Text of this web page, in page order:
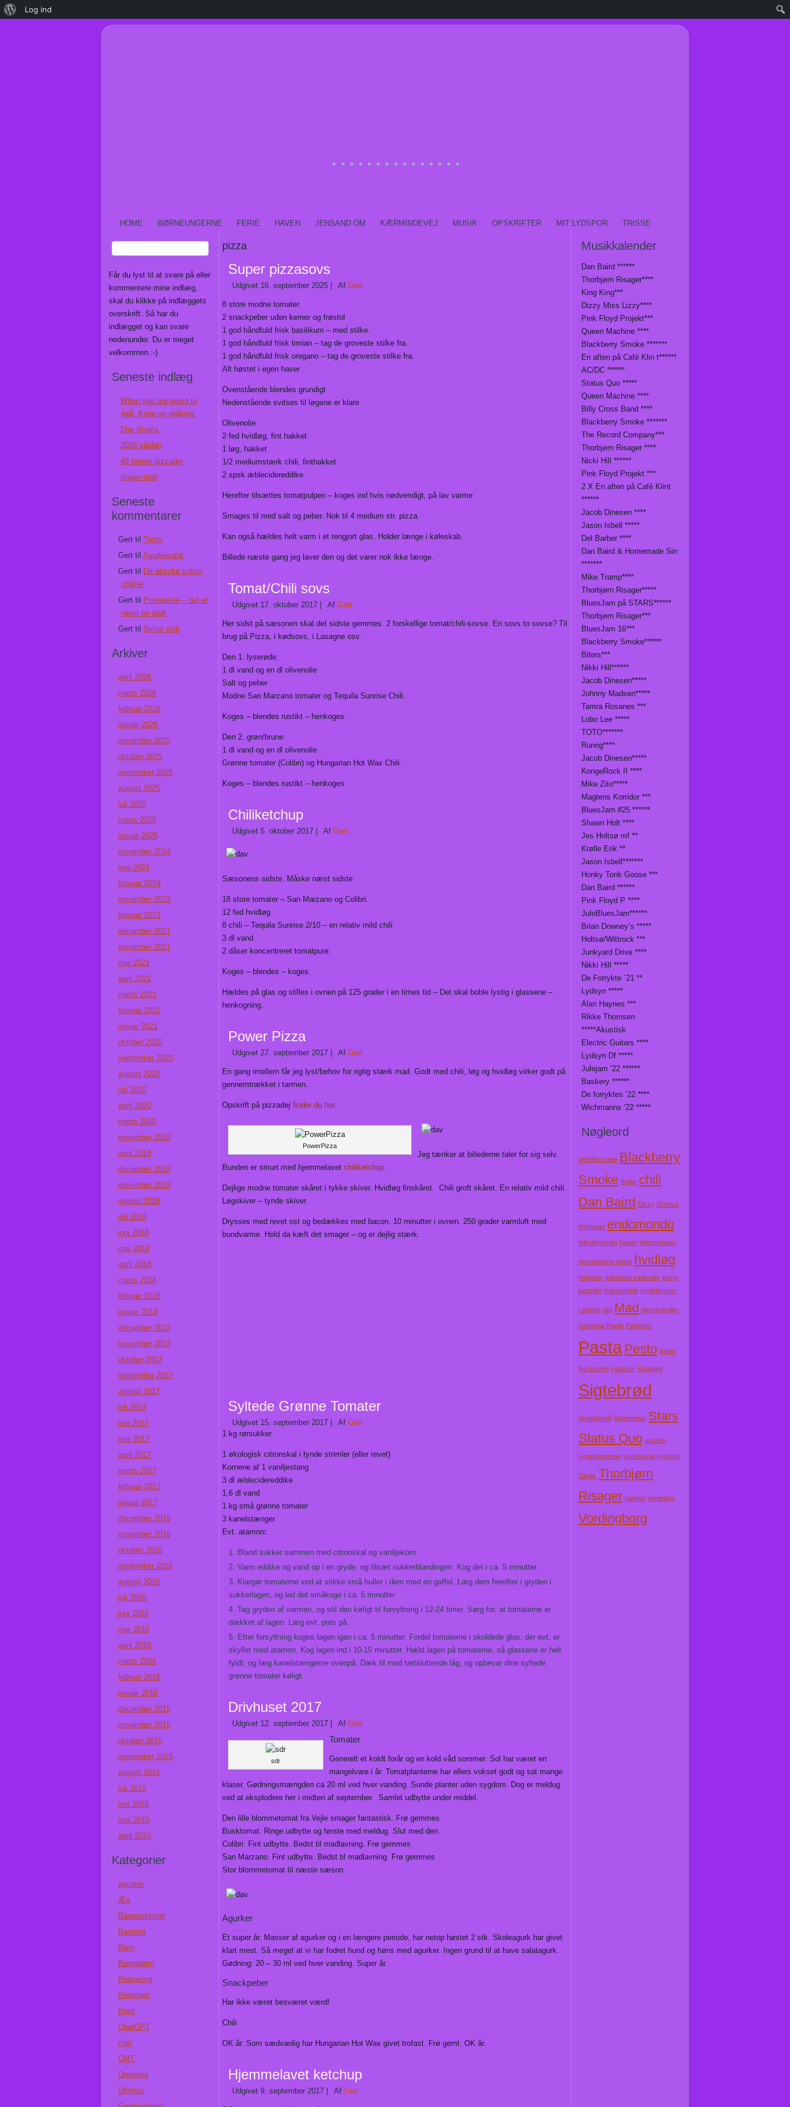
HOME BØRNEUNGERNE FERIE HAVEN JENSAND OM KÆRMINDEVEJ MUSIK OPSKRIFTER MIT LYDSPOR TRISSE
Får du lyst til at svare på eller
kommentere mine indlæg,
skal du klikke på indlæggets
overskrift. Så har du
indlægget og kan svare
nedenunder. Du er meget
velkommen :-)
Seneste indlæg
When you are going to
hell. Keep on walking.
Dire Straits
2026 såplan
48 timers pizzadej
(ingen titel)
Seneste
kommentarer
Gert til Terror
Gert til Agurkesalat
Gert til
De absolut sidste
chili’er
Gert til
Porretærte – det er
nemt og godt
Gert til Syltet chili
Arkiver
april 2026
marts 2026
februar 2026
januar 2026
november 2025
oktober 2025
september 2025
august 2025
juli 2025
marts 2025
januar 2025
november 2024
maj 2024
februar 2024
november 2023
februar 2023
december 2021
november 2021
maj 2021
april 2021
marts 2021
februar 2021
januar 2021
oktober 2020
september 2020
august 2020
juli 2020
april 2020
marts 2020
november 2019
april 2019
december 2018
november 2018
august 2018
juli 2018
juni 2018
maj 2018
april 2018
marts 2018
februar 2018
januar 2018
december 2017
november 2017
oktober 2017
september 2017
august 2017
juli 2017
juni 2017
maj 2017
april 2017
marts 2017
februar 2017
januar 2017
december 2016
november 2016
oktober 2016
september 2016
august 2016
juli 2016
juni 2016
maj 2016
april 2016
marts 2016
februar 2016
januar 2016
december 2015
november 2015
oktober 2015
september 2015
august 2015
juli 2015
juni 2015
maj 2015
april 2015
Kategorier
agurker
Æg
Bageenzymer
Bagning
Børn
Børnebørn
Braisering
Brombær
Brød
ChatGPT
chili
CMT
Dressing
Drivhus
pizza
Super pizzasovs
Udgivet 16. september 2025 Af Gert
8 store modne tomater.
2 snackpeber uden kerner og frøstol
1 god håndfuld frisk basilikum – med stilke.
1 god håndfuld frisk timian – tag de groveste stilke fra.
1 god håndfuld frisk oregano – tag de groveste stilke fra.
Alt høstet i egen haver
Ovenstående blendes grundigt
Nedenstående svitses til løgene er klare.
Olivenolie
2 fed hvidløg, fint hakket
1 løg, hakket
1/2 mediumstærk chili, finthakket
2 spsk æblecidereddike
Herefter tilsættes tomatpulpen – koges ind hvis nødvendigt, på lav varme
Smages til med salt og peber. Nok til 4 medium str. pizza.
Kan også hældes helt varm i et rengjort glas. Holder længe i køleskab.
Billede næste gang jeg laver den og det varer nok ikke længe.
Tomat/Chili sovs
Udgivet 17. oktober 2017 Af Gert
Her sidst på sæsonen skal det sidste gemmes. 2 forskellige tomat/chili-sovse. En sovs to sovse? Til
brug på Pizza, i kødsovs, i Lasagne osv.
Den 1. lyserøde:
1 dl vand og en dl olivenolie
Salt og peber
Modne San Marzano tomater og Tequila Sunrise Chili.
Koges – blendes rustikt – henkoges.
Den 2. grøn/brune
1 dl vand og en dl olivenolie
Grønne tomater (Colibri) og Hungarian Hot Wax Chili.
Koges – blendes rustikt – henkoges
Chiliketchup
Udgivet 5. oktober 2017 Af Gert
Sæsonens sidste. Måske næst sidste
18 store tomater – San Marzano og Colibri.
12 fed hvidløg
8 chili – Tequila Sunrise 2/10 – en relativ mild chili
3 dl vand
2 dåser koncentreret tomatpure.
Koges – blendes – koges.
Hældes på glas og stilles i ovnen på 125 grader i en times tid – Det skal boble lystig i glassene –
henkogning.
Power Pizza
Udgivet 27. september 2017 Af Gert
En gang imellem får jeg lyst/behov for rigtig stærk mad. Godt med chili, løg og hvidløg virker godt på
gennemtrækket i tarmen.
Opskrift på pizzadej finder du her.
PowerPizza
Jeg tænker at billederne taler for sig selv.
Bunden er smurt med hjemmelavet chiliketchup.
Dejlige modne tomater skåret i tykke skiver. Hvidløg finskåret. Chili groft skåret. En relativ mild chili.
Løgskiver – tynde skiver.
Drysses med revet ost og bedækkes med bacon. 10 minutter i ovnen. 250 grader varmluft med
bundvarme. Hold da kæft det smager – og er dejlig stærk.
Syltede Grønne Tomater
Udgivet 15. september 2017 Af Gert
1 kg rørsukker
1 økologisk citronskal i tynde strimler (eller revet)
Kornene af 1 vaniljestang
3 dl æblecidereddike
1,6 dl vand
1 kg små grønne tomater
3 kanelstænger
Evt. atamon:
Bland sukker sammen med citronskal og vaniljekorn.
Varm eddike og vand op i en gryde, og tilsæt sukkerblandingen. Kog det i ca. 5 minutter.
Klargør tomaterne ved at stikke små huller i dem med en gaffel. Læg dem herefter i gryden i
sukkerlagen, og lad det småkoge i ca. 5 minutter.
Tag gryden af varmen, og stil den køligt til forsyltning i 12-24 timer. Sørg for, at tomaterne er
dækket af lagen. Læg evt. pres på.
Efter forsyltning koges lagen igen i ca. 5 minutter. Fordel tomaterne i skoldede glas, der evt. er
skyllet med atamon. Kog lagen ind i 10-15 minutter. Hæld lagen på tomaterne, så glassene er helt
fyldt, og læg kanelstængerne ovenpå. Dæk til med tætsluttende låg, og opbevar dine syltede
grønne tomater køligt.
Drivhuset 2017
Udgivet 12. september 2017 Af Gert
sdr
Tomater
Generelt et koldt forår og en kold våd sommer. Sol har været en
mangelvare i år. Tomatplanterne har ellers vokset godt og sat mange
klaser. Gødningsmængden ca 20 ml ved hver vanding. Sunde planter uden sygdom. Dog er meldug
ved at eksplodere her i midten af september. Samlet udbytte under middel.
Den lille blommetomat fra Vejle smager fantastisk. Frø gemmes
Busktomat. Ringe udbytte og første med meldug. Slut med den.
Colibri. Fint udbytte. Bedst til madlavning. Frø gemmes
San Marzano. Fint udbytte. Bedst til madlavning. Frø gemmes
Stor blommetomat til næste sæson.
Agurker
Et super år. Masser af agurker og i en længere periode, har netop høstet 2 stk. Skoleagurk har givet
klart mest. Så meget at vi har fodret hund og høns med agurker. Ingen grund til at have salatagurk.
Gødning: 20 – 30 ml ved hver vanding. Super år.
Snackpeber
Har ikke været besværet værd!
Chili
OK år. Som sædvanlig har Hungarian Hot Wax givet trofast. Frø gemt. OK år.
Hjemmelavet ketchup
Udgivet 9. september 2017 Af Gert
Musikkalender
Dan Baird ******
Thorbjørn Risager****
King King***
Dizzy Miss Lizzy****
Pink Floyd Projekt***
Queen Machine ****
Blackberry Smoke *******
En aften på Café Klin t******
AC/DC ******
Status Quo *****
Queen Machine ****
Billy Cross Band ****
Blackberry Smoke *******
The Record Company***
Thorbjørn Risager ****
Nicki Hill ******
Pink Floyd Projekt ***
2 X En aften på Café Klint
******
Jacob Dinesen ****
Jason Isbell *****
Del Barber ****
Dan Baird & Homemade Sin
*******
Mike Tramp****
Thorbjørn Risager*****
BluesJam på STARS******
Thorbjørn Risager***
BluesJam 16***
Blackberry Smoke******
Biters***
Nikki Hill******
Jacob Dinesen*****
Johnny Madsen*****
Tamra Rosanes ***
Lobo Lee *****
TOTO*******
Runrig****
Jacob Dinesen*****
KongeRock II ****
Mike Zito*****
Magtens Korridor ***
BluesJam #25 ******
Shawn Holt ****
Jes Holtsø mf **
Krølle Erik **
Jason Isbell*******
Honky Tonk Goose ***
Dan Baird ******
Pink Floyd P ****
JuleBluesJam******
Brian Downey’s *****
Holtsø/Wittrock ***
Junkyard Drive ****
Nikki Hill *****
De Forrykte ´21 **
Lydsyn *****
Alan Haynes ***
Rikke Thomsen
*****Akustisk
Electric Guitars ****
Lydsyn Df *****
Julejam ’22 ******
Baskery ******
De forryktes ’22 ****
Wichmanns ’22 *****
Nøgleord
arbejdsskade Blackberry
Smoke Boller chili
Dan Baird Dizzy Drivhus
drivhuset endomondo
folketingsvalg haven hjemmelavet
hjemmelavet pasta hvidløg
Højbede Italienske kødboller Karry
kartofler Kokosmælk krydderurter
Ledelse løg Mad Morgenboller
Nattergal Paella Panteren
Pasta Pesto psata
fra bunden radisser Rugbrød
Sigtebrød
skvalderkål Spætmejse Stars
Status Quo stauder
sygedagpenge sønderjysk rygbrød
Tapas Thorbjørn
Risager valmue venteliste
Vordingborg
OmLog ind